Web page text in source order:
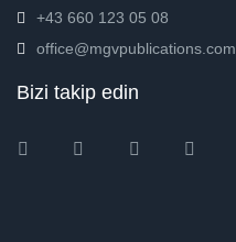
+43 660 123 05 08
office@mgvpublications.com
Bizi takip edin
InstagramFacebookTwitter